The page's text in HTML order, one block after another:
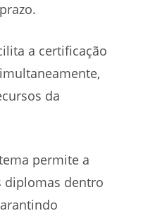
a certificação
da
permite a
diplomas dentro